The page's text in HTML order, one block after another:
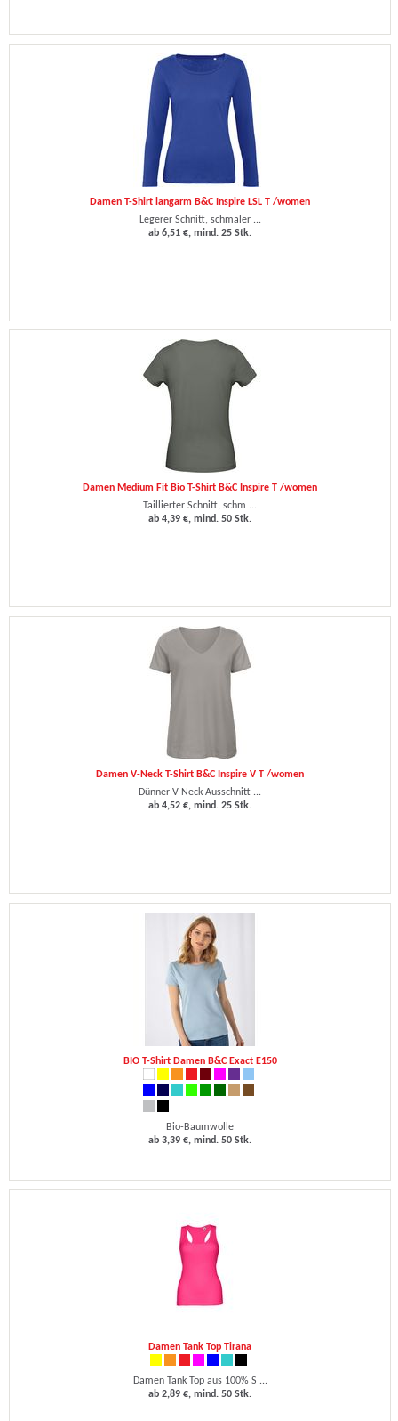
Damen T-Shirt langarm B&C Inspire LSL T /women
Legerer Schnitt, schmaler ...
ab 6,51 €, mind. 25 Stk.
Damen Medium Fit Bio T-Shirt B&C Inspire T /women
Taillierter Schnitt, schm ...
ab 4,39 €, mind. 50 Stk.
Damen V-Neck T-Shirt B&C Inspire V T /women
Dünner V-Neck Ausschnitt ...
ab 4,52 €, mind. 25 Stk.
BIO T-Shirt Damen B&C Exact E150
Bio-Baumwolle
ab 3,39 €, mind. 50 Stk.
Damen Tank Top Tirana
Damen Tank Top aus 100% S ...
ab 2,89 €, mind. 50 Stk.